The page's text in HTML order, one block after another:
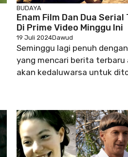
BUDAYA
Enam Film Dan Dua
Di Prime Video Minggu Ini
19 Juli 2024Dawud
Seminggu lagi penuh
yang mencari berita terbaru
akan kedaluwarsa untuk